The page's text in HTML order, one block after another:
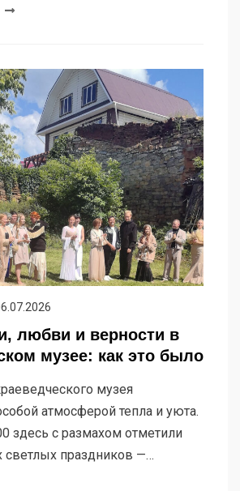
любви и верности в
музее: как это было
музея
атмосферой тепла и уюта.
здесь с размахом отметили
светлых праздников —…